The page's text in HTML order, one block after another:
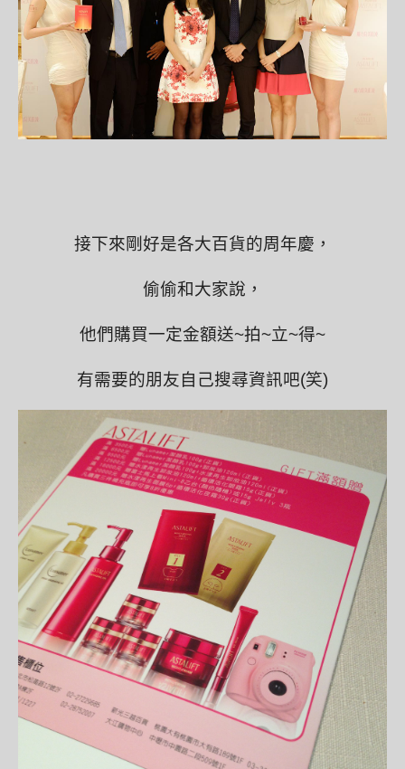
接下來剛好是各大百貨的周年慶，
偷偷和大家說，
他們購買一定金額送~拍~立~得~
有需要的朋友自己搜尋資訊吧(笑)